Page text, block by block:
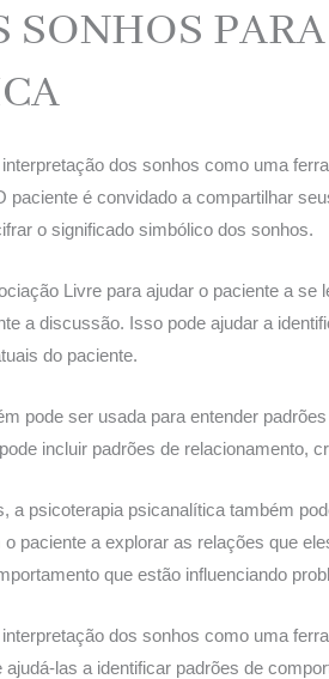
SONHOS
dos sonhos como uma
paciente é convidado a compartilhar
o significado simbólico dos sonhos.
Livre para ajudar o paciente a
a discussão. Isso pode ajudar a
do paciente.
pode ser usada para entender
incluir padrões de relacionamento,
a psicoterapia psicanalítica também
o paciente a explorar as relações que
que estão influenciando
dos sonhos como uma
las a identificar padrões de